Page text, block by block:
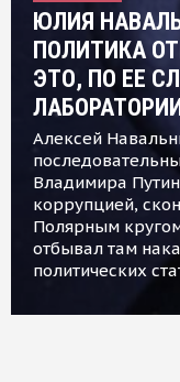
ЮЛИЯ
ПОЛИТИКА
ЭТО, ПО ЕЕ
Алексей
Владимира
коррупцией,
Полярным
отбывал там
политических